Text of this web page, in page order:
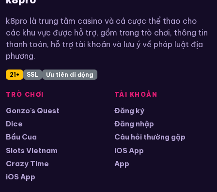
k8pro là trung tâm casino và cá cược thể thao cho
các khu vực được hỗ trợ, gồm trang trò chơi, thông tin
thanh toán, hỗ trợ tài khoản và lưu ý về pháp luật địa
phương.
21+ SSL Ưu tiên di động
TRÒ CHƠI
Gonzo's Quest
Dice
Bầu Cua
Slots Vietnam
Crazy Time
iOS App
TÀI KHOẢN
Đăng ký
Đăng nhập
Câu hỏi thường gặp
iOS App
App